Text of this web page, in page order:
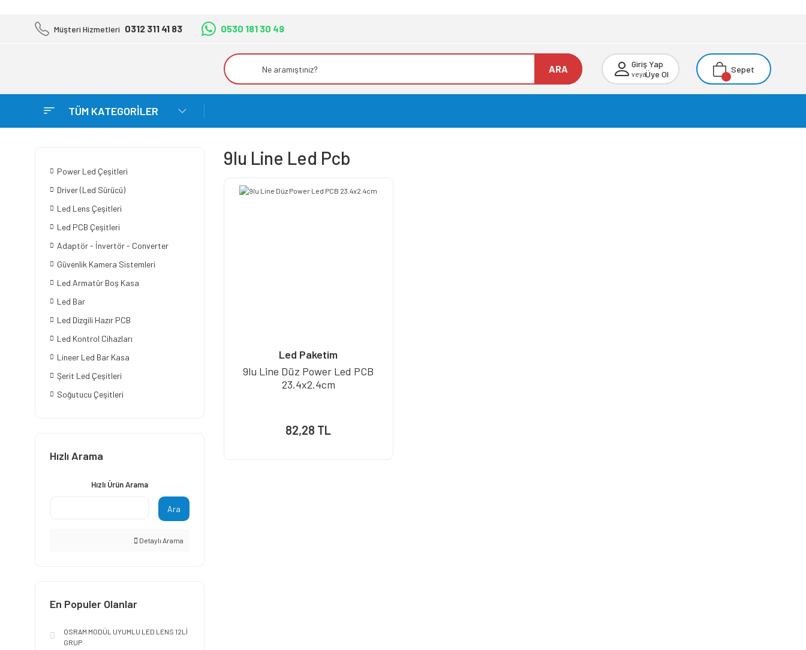
Müşteri Hizmetleri 0312 311 41 83 0530 181 30 49
ARA Giriş Yap
veyaÜye Ol Sepet
TÜM KATEGORİLER
Power Led Çeşitleri
Driver (Led Sürücü)
Led Lens Çeşitleri
Led PCB Çeşitleri
Adaptör - İnvertör - Converter
Güvenlik Kamera Sistemleri
Led Armatür Boş Kasa
Led Bar
Led Dizgili Hazır PCB
Led Kontrol Cihazları
Lineer Led Bar Kasa
Şerit Led Çeşitleri
Soğutucu Çeşitleri
Hızlı Arama
Hızlı Ürün Arama
Ara
Detaylı Arama
En Populer Olanlar
OSRAM MODÜL UYUMLU LED LENS 12Lİ
GRUP
9lu Line Led Pcb
Led Paketim
9lu Line Düz Power Led PCB
23.4x2.4cm
82,28 TL